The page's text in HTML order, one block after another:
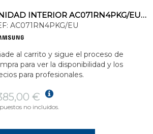
UNIDAD INTERIOR AC071RN4PKG/EU CASSETTE 360º
AC071RN4PKG/EU
al carrito y sigue el proceso de
para ver la disponibilidad y los
para profesionales.
€
no incluidos.